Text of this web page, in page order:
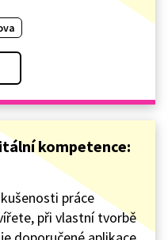
kompetence:
práce
při vlastní tvorbě